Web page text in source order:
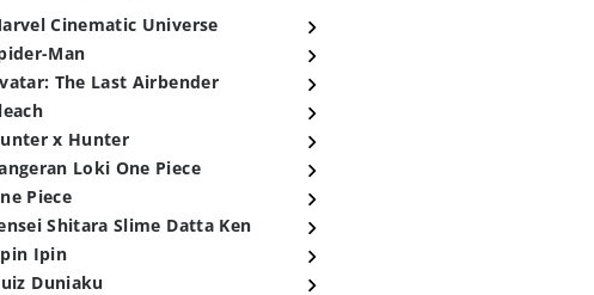
Cinematic Universe
Man
The Last Airbender
x Hunter
Loki One Piece
Piece
Shitara Slime Datta Ken
Ipin
Duniaku